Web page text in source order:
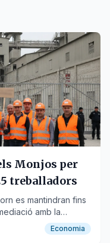
Monjos per
treballadors
es mantindran fins
amb la
Economia